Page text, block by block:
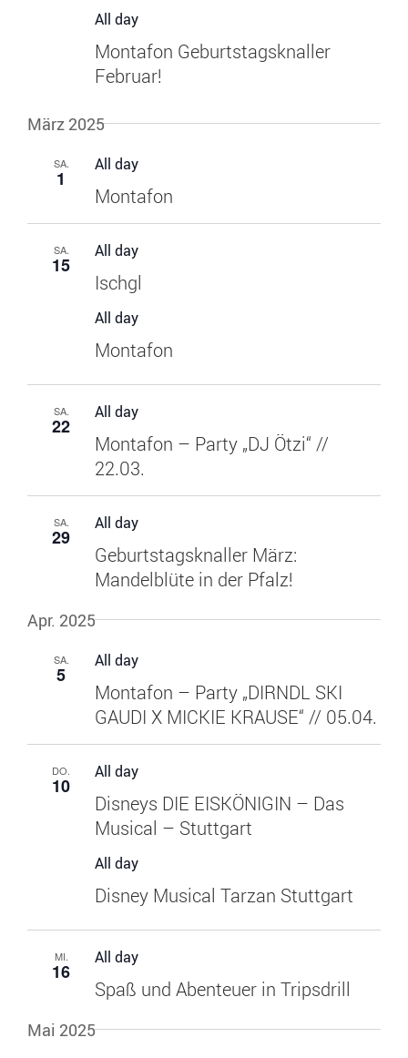
All day
Montafon Geburtstagsknaller
Februar!
März 2025
SA.
1
All day
Montafon
SA.
15
All day
Ischgl
All day
Montafon
SA.
22
All day
Montafon – Party „DJ Ötzi“ //
22.03.
SA.
29
All day
Geburtstagsknaller März:
Mandelblüte in der Pfalz!
Apr. 2025
SA.
5
All day
Montafon – Party „DIRNDL SKI
GAUDI X MICKIE KRAUSE“ // 05.04.
DO.
10
All day
Disneys DIE EISKÖNIGIN – Das
Musical – Stuttgart
All day
Disney Musical Tarzan Stuttgart
MI.
16
All day
Spaß und Abenteuer in Tripsdrill
Mai 2025